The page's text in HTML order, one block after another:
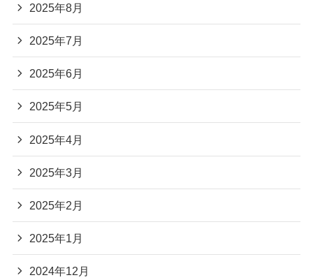
2025年8月
2025年7月
2025年6月
2025年5月
2025年4月
2025年3月
2025年2月
2025年1月
2024年12月